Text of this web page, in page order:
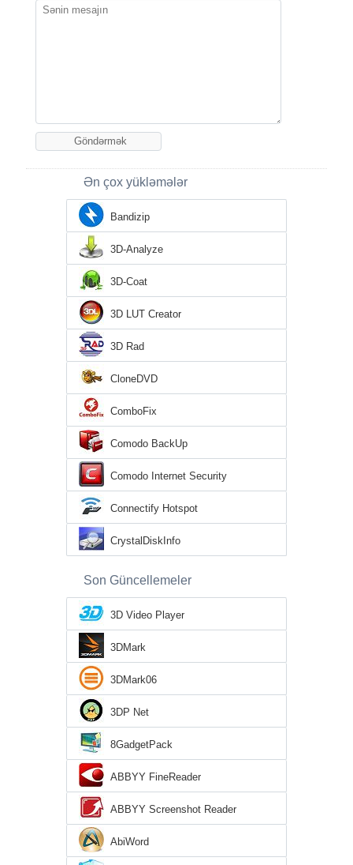
Ən çox yükləmələr
Bandizip
3D-Analyze
3D-Coat
3D LUT Creator
3D Rad
CloneDVD
ComboFix
Comodo BackUp
Comodo Internet Security
Connectify Hotspot
CrystalDiskInfo
Son Güncellemeler
3D Video Player
3DMark
3DMark06
3DP Net
8GadgetPack
ABBYY FineReader
ABBYY Screenshot Reader
AbiWord